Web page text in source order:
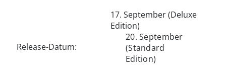
Release-Datum:
17. September (Deluxe
Edition)
20. September
(Standard
Edition)